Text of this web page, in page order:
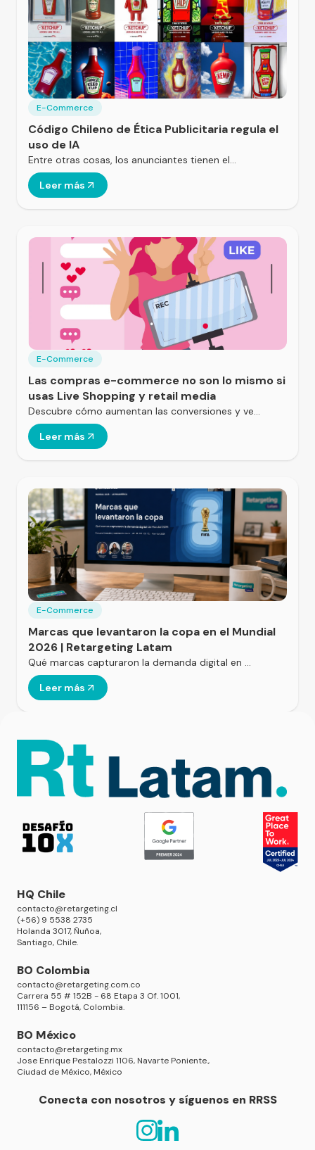
E-Commerce
Código Chileno de Ética Publicitaria regula el
uso de IA
Entre otras cosas, los anunciantes tienen el…
Leer más
E-Commerce
Las compras e-commerce no son lo mismo si
usas Live Shopping y retail media
Descubre cómo aumentan las conversiones y ve…
Leer más
E-Commerce
Marcas que levantaron la copa en el Mundial
2026 | Retargeting Latam
Qué marcas capturaron la demanda digital en …
Leer más
HQ Chile
contacto@retargeting.cl
(+56) 9 5538 2735
Holanda 3017, Ñuñoa,
Santiago, Chile.
BO Colombia
contacto@retargeting.com.co
Carrera 55 # 152B - 68 Etapa 3 Of. 1001,
111156 – Bogotá, Colombia.
BO México
contacto@retargeting.mx
Jose Enrique Pestalozzi 1106, Navarte Poniente.,
Ciudad de México, México
Conecta con nosotros y síguenos en RRSS